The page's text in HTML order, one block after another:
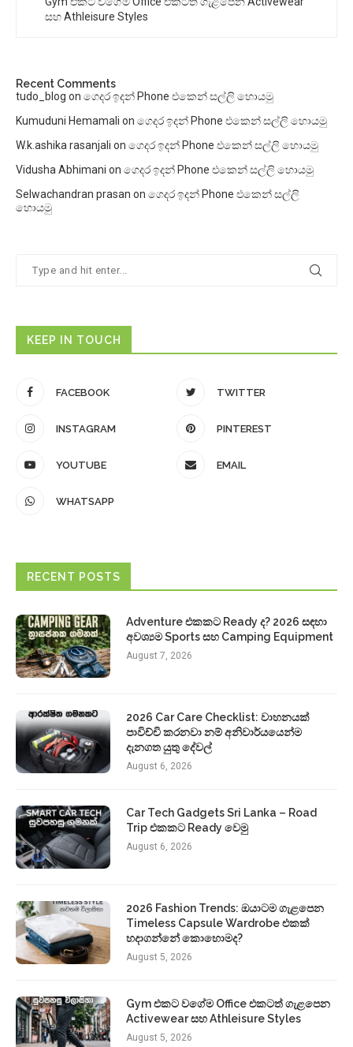
සහ Athleisure Styles
Recent Comments
tudo_blog on ගෙදර ඉදන් Phone එකෙන් සල්ලි හොයමු
Kumuduni Hemamali on ගෙදර ඉදන් Phone එකෙන් සල්ලි හොයමු
W.k.ashika rasanjali on ගෙදර ඉදන් Phone එකෙන් සල්ලි හොයමු
Vidusha Abhimani on ගෙදර ඉදන් Phone එකෙන් සල්ලි හොයමු
Selwachandran prasan on ගෙදර ඉදන් Phone එකෙන් සල්ලි
හොයමු
KEEP IN TOUCH
FACEBOOK TWITTER
INSTAGRAM PINTEREST
YOUTUBE EMAIL
WHATSAPP
RECENT POSTS
Adventure එකකට Ready ද? 2026 සඳහා
අවශ්‍යම Sports සහ Camping Equipment
August 7, 2026
2026 Car Care Checklist: වාහනයක්
පාවිච්චි කරනවා නම් අනිවාර්යයෙන්ම
දැනගත යුතු දේවල්
August 6, 2026
Car Tech Gadgets Sri Lanka – Road
Trip එකකට Ready වෙමු
August 6, 2026
2026 Fashion Trends: ඔයාටම ගැළපෙන
Timeless Capsule Wardrobe එකක්
හදාගන්නේ කොහොමද?
August 5, 2026
Gym එකට වගේම Office එකටත් ගැළපෙන
Activewear සහ Athleisure Styles
August 5, 2026